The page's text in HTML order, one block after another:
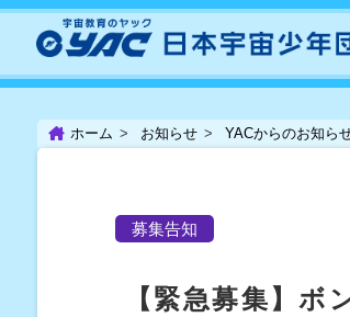
ホーム お知らせ YACからのお知ら
募集告知
【緊急募集】